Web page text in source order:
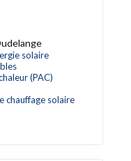
solaire
(PAC)
chauffage solaire